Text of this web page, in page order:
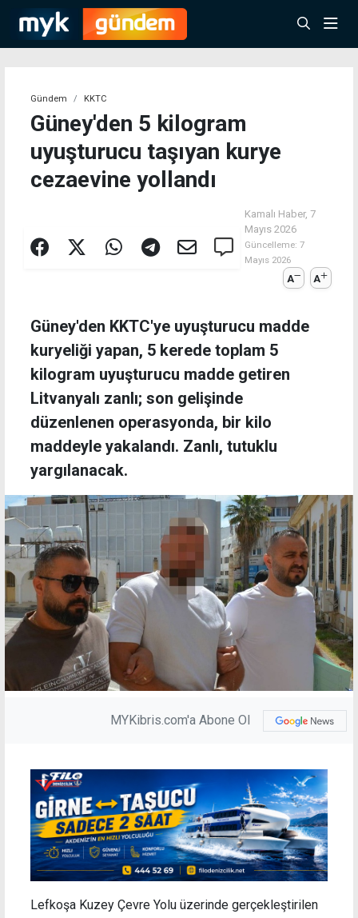
Gündem KKTC
Güney'den 5 kilogram
uyuşturucu taşıyan kurye
cezaevine yollandı
Kamalı Haber,7
Mayıs 2026
Güncelleme:7
Mayıs 2026
A A
Güney'den KKTC'ye uyuşturucu madde
kuryeliği yapan, 5 kerede toplam 5
kilogram uyuşturucu madde getiren
Litvanyalı zanlı; son gelişinde
düzenlenen operasyonda, bir kilo
maddeyle yakalandı. Zanlı, tutuklu
yargılanacak.
MYKibris.com'a Abone Ol
Lefkoşa Kuzey Çevre Yolu üzerinde gerçekleştirilen